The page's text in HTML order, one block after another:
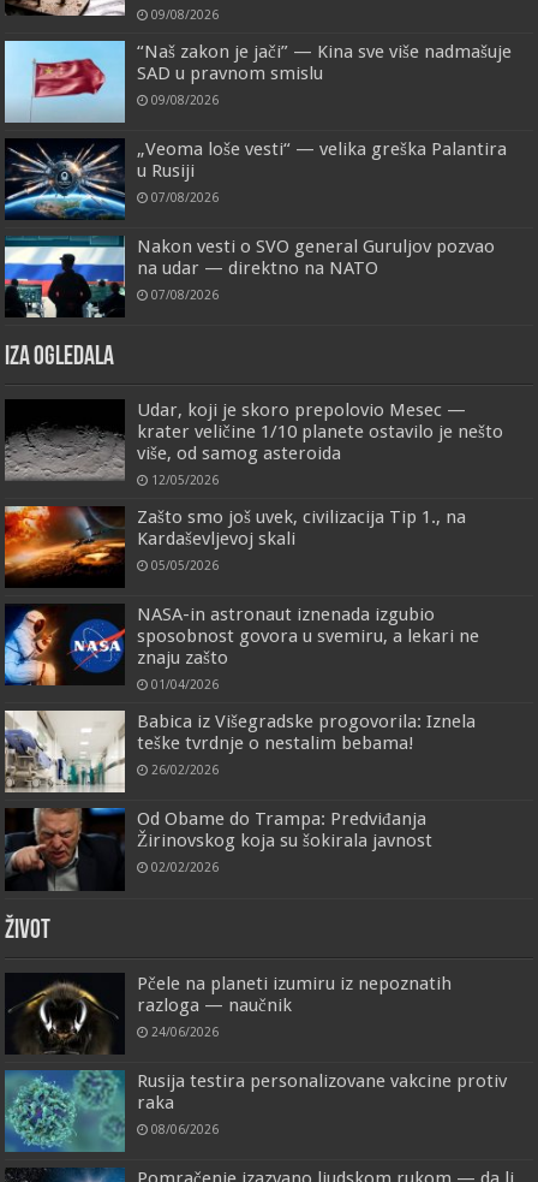
09/08/2026
“Naš zakon je jači” — Kina sve više nadmašuje
SAD u pravnom smislu
09/08/2026
„Veoma loše vesti“ — velika greška Palantira
u Rusiji
07/08/2026
Nakon vesti o SVO general Guruljov pozvao
na udar — direktno na NATO
07/08/2026
IZA OGLEDALA
Udar, koji je skoro prepolovio Mesec —
krater veličine 1/10 planete ostavilo je nešto
više, od samog asteroida
12/05/2026
Zašto smo još uvek, civilizacija Tip 1., na
Kardaševljevoj skali
05/05/2026
NASA-in astronaut iznenada izgubio
sposobnost govora u svemiru, a lekari ne
znaju zašto
01/04/2026
Babica iz Višegradske progovorila: Iznela
teške tvrdnje o nestalim bebama!
26/02/2026
Od Obame do Trampa: Predviđanja
Žirinovskog koja su šokirala javnost
02/02/2026
ŽIVOT
Pčele na planeti izumiru iz nepoznatih
razloga — naučnik
24/06/2026
Rusija testira personalizovane vakcine protiv
raka
08/06/2026